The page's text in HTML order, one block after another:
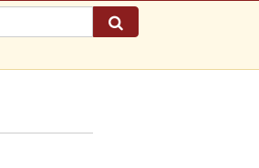
検索